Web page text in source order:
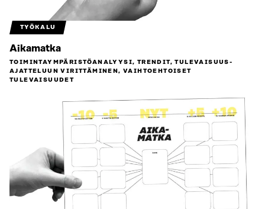
TYÖKALU
Aikamatka
TOIMINTAYMPÄRISTÖ­ANALYYSI, TRENDIT, TULEVAISUUS­
AJATTELUUN VIRITTÄMINEN, VAIHTOEHTOISET
TULEVAISUUDET